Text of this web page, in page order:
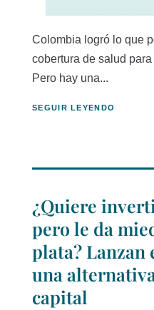
Colombia logró lo que
cobertura de salud
Pero hay una...
SEGUIR LEYENDO
¿Quiere
pero le da
plata? Lanzan
una
capital